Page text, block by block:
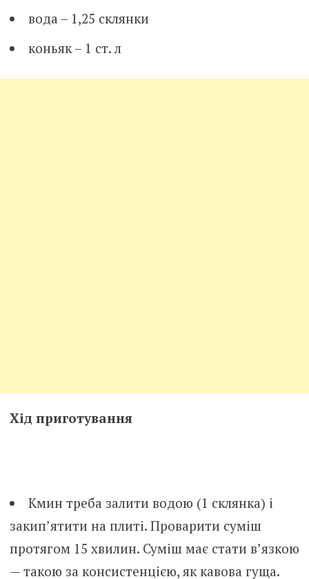
вода – 1,25 склянки
коньяк – 1 ст. л
Хід приготування
Кмин треба залити водою (1 склянка) і
закип’ятити на плиті. Проварити суміш
протягом 15 хвилин. Суміш має стати в’язкою
— такою за консистенцією, як кавова гуща.